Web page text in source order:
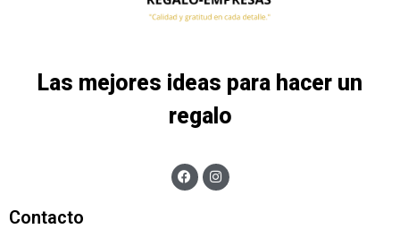
Las mejores ideas para hacer un
regalo
Contacto